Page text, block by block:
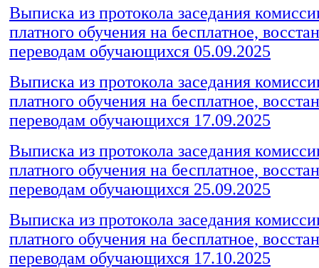
Выписка из протокола заседания
платного обучения на бесплатное,
переводам обучающихся 05.09.2025
Выписка из протокола заседания
платного обучения на бесплатное,
переводам обучающихся 17.09.2025
Выписка из протокола заседания
платного обучения на бесплатное,
переводам обучающихся 25.09.2025
Выписка из протокола заседания
платного обучения на бесплатное,
переводам обучающихся 17.10.2025